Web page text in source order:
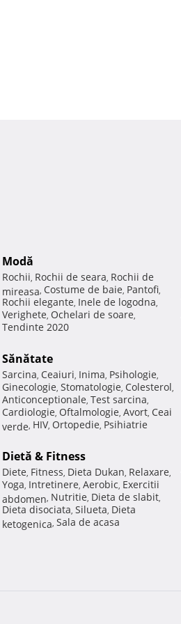
Modă
Rochii, Rochii de seara, Rochii de
mireasa, Costume de baie, Pantofi,
Rochii elegante, Inele de logodna,
Verighete, Ochelari de soare,
Tendinte 2020
Sănătate
Sarcina, Ceaiuri, Inima, Psihologie,
Ginecologie, Stomatologie, Colesterol,
Anticonceptionale, Test sarcina,
Cardiologie, Oftalmologie, Avort, Ceai
verde, HIV, Ortopedie, Psihiatrie
Dietă & Fitness
Diete, Fitness, Dieta Dukan, Relaxare,
Yoga, Intretinere, Aerobic, Exercitii
abdomen, Nutritie, Dieta de slabit,
Dieta disociata, Silueta, Dieta
ketogenica, Sala de acasa